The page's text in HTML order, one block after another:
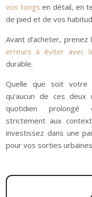
vos tongs en détail, en
de pied et de vos
Avant d’acheter,
erreurs à éviter avec
durable.
Quelle que soit votre
qu’aucun de ces
quotidien prolongé
strictement aux
investissez dans une
pour vos sorties